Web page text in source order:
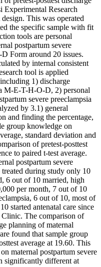
Experimental Research
This was operated
the specific sample with fit
tools are personal
postpartum severe
Form around 20 issues.
by internal consistent
tool is applied
1) discharge
M-E-T-H-O-D, 2) personal
severe preeclampsia
by 3.1) general
and finding the percentage,
group knowledge on
standard deviation and
of pretest-posttest
to paired t-test average.
postpartum severe
during study only 10
6 out of 10 married, high
per month, 7 out of 10
6 out of 10, most of
started antenatal care since
The comparison of
planning of maternal
found that sample group
average at 19.60. This
maternal postpartum severe
significantly different at